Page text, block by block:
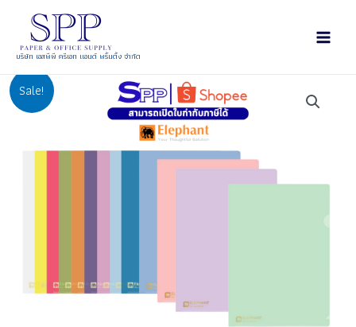
บริษัท เอสพีพี ครีเอท แอนด์ พริ้นติ้ง จำกัด
Sale!